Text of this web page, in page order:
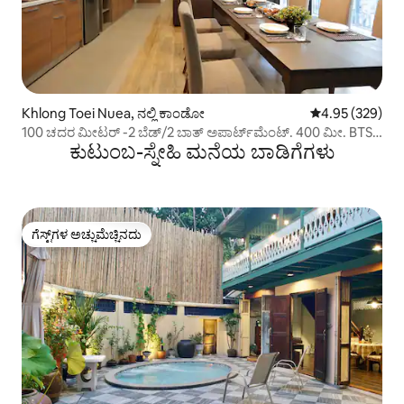
Khlong Toei Nuea, ನಲ್ಲಿ ಕಾಂಡೋ 5 ರಲ್ಲಿ 4.95
4.95 (329)
100 ಚದರ ಮೀಟರ್ -2 ಬೆಡ್/2 ಬಾತ್ ಅಪಾರ್ಟ್‌ಮೆಂಟ್. 400 ಮೀ. BTS
ನಾನಾದಿಂದಕುಟುಂಬ-ಸ್ನೇಹಿ ಮನೆಯ ಬಾಡಿಗೆಗಳು
ಗೆಸ್ಟ್‌ಗಳ ಅಚ್ಚುಮೆಚ್ಚಿನದು
ಗೆಸ್ಟ್‌ಗಳ ಅಚ್ಚುಮೆಚ್ಚಿನದು